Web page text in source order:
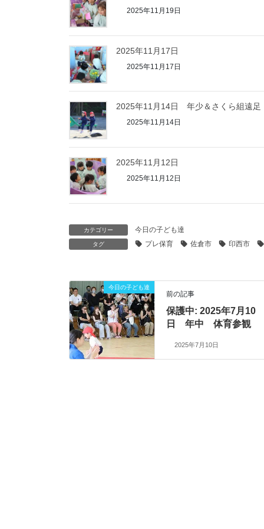
2025年11月19日
2025年11月17日
2025年11月17日
2025年11月14日 年少＆さくら組遠足
2025年11月14日
2025年11月12日
2025年11月12日
カテゴリー 今日の子ども達
タグ プレ保育 佐倉市 印西市
今日の子ども達
前の記事
保護中: 2025年7月10
日 年中 体育参観
2025年7月10日